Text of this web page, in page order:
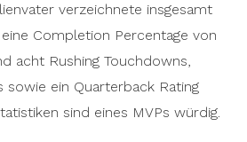
verzeichnete insgesamt
eine Completion Percentage von
acht Rushing Touchdowns,
ein Quarterback Rating
sind eines MVPs würdig.